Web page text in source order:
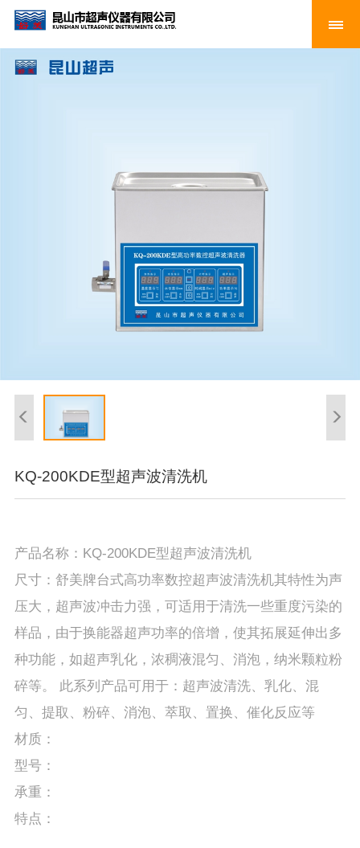
KQ-200KDE型超声波清洗机
产品名称：KQ-200KDE型超声波清洗机
尺寸：舒美牌台式高功率数控超声波清洗机其特性为声
压大，超声波冲击力强，可适用于清洗一些重度污染的
样品，由于换能器超声功率的倍增，使其拓展延伸出多
种功能，如超声乳化，浓稠液混匀、消泡，纳米颗粒粉
碎等。 此系列产品可用于：超声波清洗、乳化、混
匀、提取、粉碎、消泡、萃取、置换、催化反应等
材质：
型号：
承重：
特点：